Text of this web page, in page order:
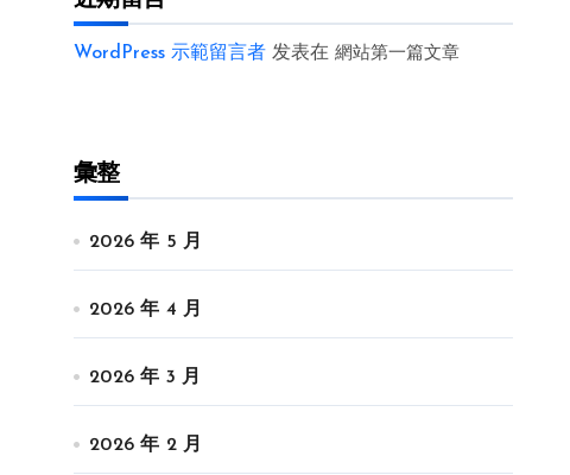
WordPress 示範留言者 发表在 網站第一篇文章
彙整
2026 年 5 月
2026 年 4 月
2026 年 3 月
2026 年 2 月